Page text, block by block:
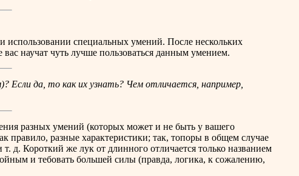
специальных умений. После нескольких
научат чуть лучше пользоваться данным умением.
Если да, то как их узнать? Чем отличается, например,
разных умений (которых может и не быть у вашего
разные характеристики; так, топоры в общем случае
д. Короткий же лук от длинного отличается только названием
и тебовать большей силы (правда, логика, к сожалению,